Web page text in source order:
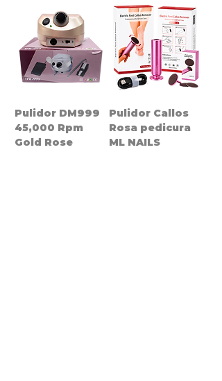
Pulidor DM999
45,000 Rpm
Gold Rose
Pulidor Callos
Rosa pedicura
ML NAILS